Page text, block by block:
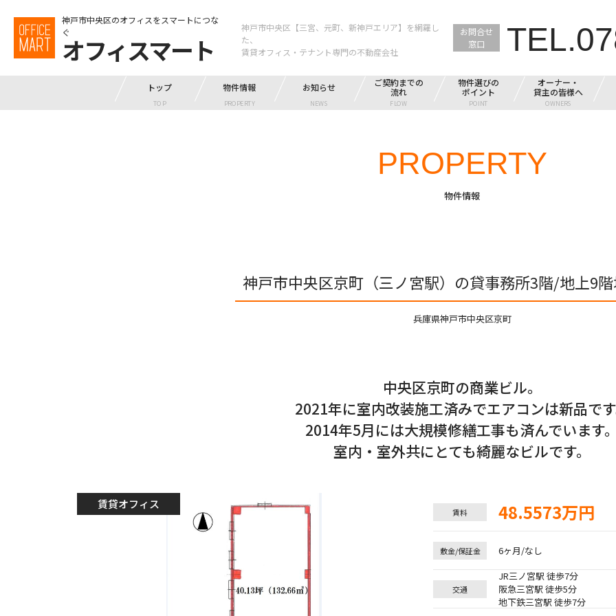
神戸市中央区のオフィスをスマートにつな
ぐ
オフィスマート
神戸市中央区【三宮、元町、新神戸エリア】を網羅し
た、
賃貸オフィス・テナント専門の不動産会社
お問合せ
窓口
トップ
TOP
物件情報
PROPERTY
お知らせ
NEWS
ご契約までの
流れ
FLOW
物件選びの
ポイント
POINT
オーナー・
貸主の皆様へ
OWNERS
PROPERTY
物件情報
神戸市中央区京町（三ノ宮駅）の貸事務所3階/地上9
兵庫県神戸市中央区京町
中央区京町の商業ビル。
2021年に室内改装施工済みでエアコンは新品です
2014年5月には大規模修繕工事も済んでいます。
室内・室外共にとても綺麗なビルです。
賃貸オフィス
賃料 48.5573万円
敷金/保証金 6ヶ月/なし
交通
JR三ノ宮駅 徒歩7分
阪急三宮駅 徒歩5分
地下鉄三宮駅 徒歩7分